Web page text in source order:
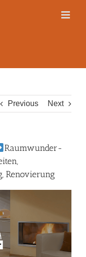
Previous Next
Raumwunder-
Renovierung